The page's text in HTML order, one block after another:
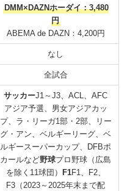
DMM×DAZNホーダイ：3,480
円
ABEMA de DAZN：4,200円
なし
全試合
サッカーJ1～J3、ACL、AFC
アジア予選、男女アジアカッ
プ、ラ・リーガ1部・2部、リー
グ・アン、ベルギーリーグ、ベ
ルギースーパーカップ、DFBポ
カールなど野球プロ野球（広島
を除く11球団） F1F1、F2、
F3（2023～2025年末まで配